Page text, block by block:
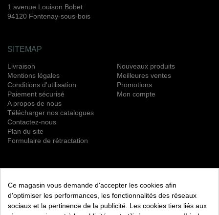
1 avenue Louison Bobet
94120 Fontenay-sous-bois
SITEMAP
Livraison
Mentions légales
Conditions d'utilisation
Paiement sécurisé
A propos de nous
Télécharger nos catalogues
Contactez-nous
Plan du site
Formulaire de rétractation
Nouveaux produits
Meilleures ventes
Promotions
Mon compte
S’ABONNER
Vous pouvez vous désinscrire à tout moment. Vous trouverez
Ce magasin vous demande d'accepter les cookies afin
d'optimiser les performances, les fonctionnalités des réseaux
sociaux et la pertinence de la publicité. Les cookies tiers liés aux